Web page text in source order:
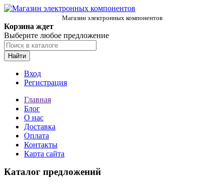
Магазин электронных компонентов
Корзина ждет
Выберите любое предложение
Найти
Вход
Регистрация
Главная
Блог
О нас
Доставка
Оплата
Контакты
Карта сайта
Каталог предложений